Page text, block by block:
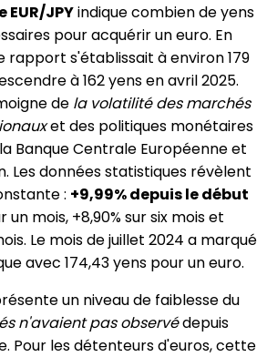
JPYindique combien de yens
pour acquérir un euro. En
rapport s'établissait à environ 179
à 162 yens en avril 2025.
de la volatilité des marchés
et des politiques monétaires
Banque Centrale Européenne et
Les données statistiques révèlent
: +9,99% depuis le début
un mois, +8,90% sur six mois et
Le mois de juillet 2024 a marqué
avec 174,43 yens pour un euro.
un niveau de faiblesse du
n'avaient pas observédepuis
Pour les détenteurs d'euros, cette